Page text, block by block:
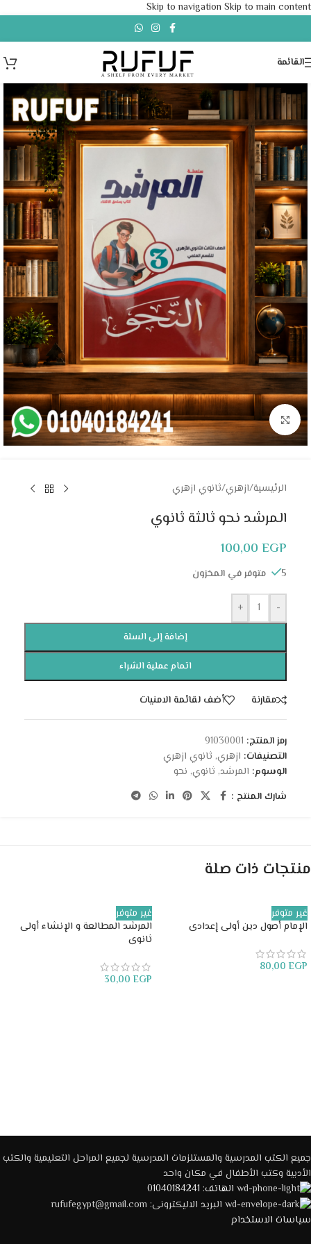
Skip to navigation Skip to main content
القائمة
Click to enlarge
الرئيسية/ازهري/ثانوي ازهري
المرشد نحو ثالثة ثانوي
100,00 EGP
5 متوفر في المخزون
-
+
إضافة إلى السلة
اتمام عملية الشراء
مقارنة أضف لقائمة الامنيات
رمز المنتج: 91030001
التصنيفات: ازهري, ثانوي ازهري
الوسوم: المرشد, ثانوي, نحو
شارك المنتج :
منتجات ذات صلة
غير متوفر
الإمام أصول دين أولى إعدادى
80,00 EGP
غير متوفر
المرشد المطالعة و الإنشاء أولى
ثانوى
30,00 EGP
جميع الكتب المدرسية والمستلزمات المدرسية لجميع المراحل التعليمية والكتب
الأدبية وكتب الأطفال في مكان واحد
الهاتف: 01040184241
البريد الاليكترونى: rufufegypt@gmail.com
سياسات الاستخدام